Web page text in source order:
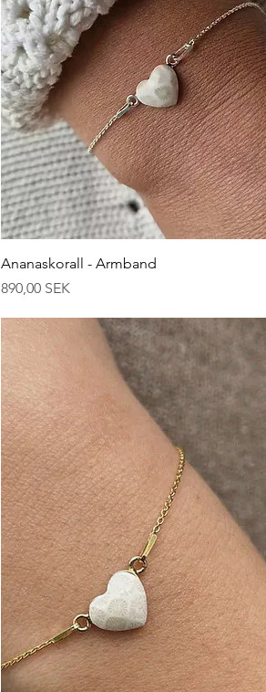
Schnellansicht
Ananaskorall - Armband
Preis
890,00 SEK